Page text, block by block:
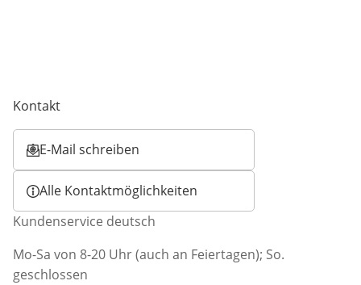
Kontakt
E-Mail schreiben
Öffnet E-Mail-Client
Alle Kontaktmöglichkeiten
Kundenservice deutsch
Mo-Sa von 8-20 Uhr (auch an Feiertagen); So.
geschlossen